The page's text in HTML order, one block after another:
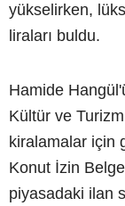
yükselirken,
liraları buldu.
Hamide
Kültür ve Turizm
kiralamalar için
Konut İzin
piyasadaki ilan